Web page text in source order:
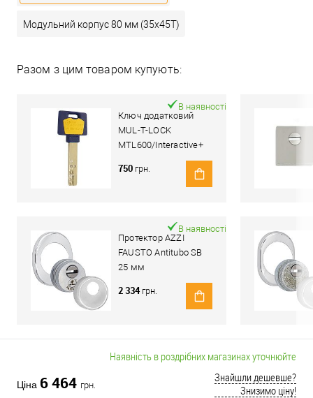
Модульний корпус 80 мм (35x45T)
Разом з цим товаром купують:
Ключ додатковий
MUL-T-LOCK
MTL600/Interactive+
В наявності
750 грн.
Протектор AZZI
FAUSTO Antitubo SB
25 мм
овальний широкий
хром полірований
В наявності
2 334 грн.
Наявність в роздрібних магазинах уточнюйте
Ціна 6 464 грн.
Знайшли дешевше?
Знизимо ціну!